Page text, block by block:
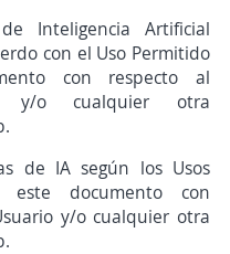
Inteligencia Artificial
con el Uso Permitido
con respecto al
y/o cualquier otra
de IA según los Usos
este documento con
y/o cualquier otra